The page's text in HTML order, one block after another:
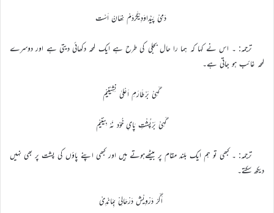
دَمِیْ پَیْدَاوَدِیْگَرْدَمْ نِھَانْ اَسْت
ترجمہ: ۔ اس نے کہا کہ ہما را حال بجلی کی طرح ہے ایک لمحہ دکھائی دیتی ہے اور دوسرے
لمحہ غائب ہو جاتی ہے۔
گَہِیْ بَرْطَارَمِ اَعْلیٰ نِشِیْنِیْم
گَہِیْ بَرْپُشْتِ پَایِ خُوْد نَہْ بِیْنِیْم
ترجمہ: ۔ کبھی تو ہم ایک بلند مقام پر بیٹھےہوتے ہیں اور کبھی اپنے پاؤں کی پشت پر بھی نہیں
دیکھ سکتے۔
اَگَرْ دَرْوِیْش دَرْحَالِیْ بِمَانْدِیْ